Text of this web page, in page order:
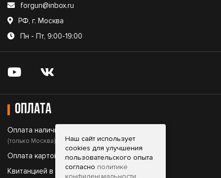
forgun@inbox.ru
РФ, г. Москва
Пн - Пт, 9:00-19:00
Оплата
Оплата наличными;
(только Москва)
Оплата картой;
Квитанцией в банке;
Наш сайт использует
cookies для улучшения
пользовательского опыта
согласно политике
конфиденциальности